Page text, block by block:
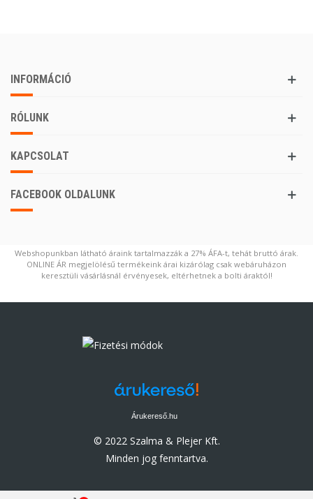
INFORMÁCIÓ
RÓLUNK
KAPCSOLAT
FACEBOOK OLDALUNK
Webshopunkban látható áraink tartalmazzák a 27% ÁFA-t, tehát bruttó árak.
ONLINE ÁR megjelölésű termékeink árai kizárólag csak webáruházon
keresztüli vásárlásnál érvényesek, eltérhetnek a bolti áraktól!
Árukereső.hu
© 2022 Szalma & Plejer Kft.
Minden jog fenntartva.